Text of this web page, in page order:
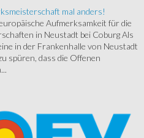
mal anders!
Aufmerksamkeit für die
in Neustadt bei Coburg Als
in der Frankenhalle von Neustadt
spüren, dass die Offenen